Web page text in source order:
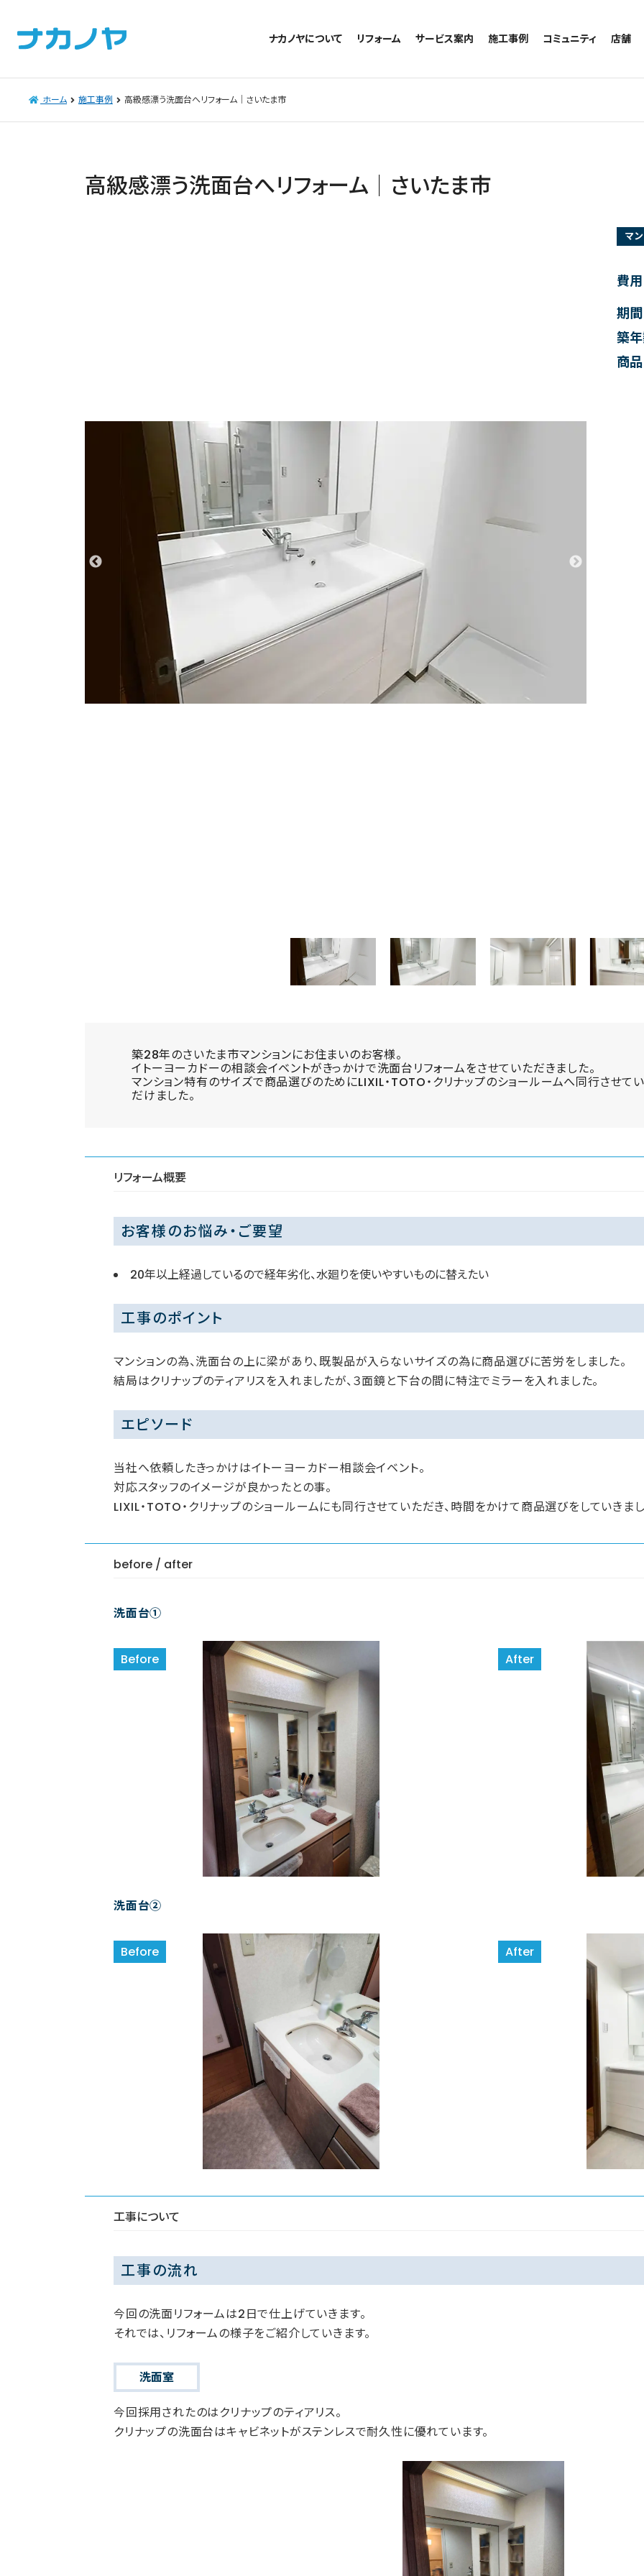
ナカノヤについて リフォーム
お風呂のリフォーム
洗面台のリフォーム
内装のリフォーム
水回りのリフォーム
サービス案内
相談室・よくある質問
施工事例
トイレの施工事例
キッチンの施工事例
コミュニティ
アルブル通信
ブログ
店舗
墨
日
ホーム 施工事例 高級感漂う洗面台へリフォーム｜さいたま市
高級感漂う洗面台へリフォーム｜さいたま市
マ
費用
期間
築
商品
築28年のさいたま市マンションにお住まいのお客様。
イトーヨーカドーの相談会イベントがきっかけで洗面台リフォームをさせていただきました。
マンション特有のサイズで商品選びのためにLIXIL・TOTO・クリナップのショールームへ同行させて
だけました。
リフォーム概要
お客様のお悩み・ご要望
20年以上経過しているので経年劣化、水廻りを使いやすいものに替えたい
工事のポイント
マンションの為、洗面台の上に梁があり、既製品が入らないサイズの為に商品選びに苦労をしました。
結局はクリナップのティアリスを入れましたが、３面鏡と下台の間に特注でミラーを入れました。
エピソード
当社へ依頼したきっかけはイトーヨーカドー相談会イベント。
対応スタッフのイメージが良かったとの事。
LIXIL・TOTO・クリナップのショールームにも同行させていただき、時間をかけて商品選びをしていきま
before / after
洗面台①
洗面台②
工事について
工事の流れ
今回の洗面リフォームは2日で仕上げていきます。
それでは、リフォームの様子をご紹介していきます。
洗面室
今回採用されたのはクリナップのティアリス。
クリナップの洗面台はキャビネットがステンレスで耐久性に優れています。